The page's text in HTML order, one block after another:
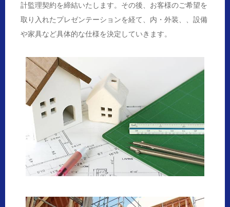
計監理契約を締結いたします。その後、お客様のご希望を
取り入れたプレゼンテーションを経て、内・外装、、設備
や家具など具体的な仕様を決定していきます。